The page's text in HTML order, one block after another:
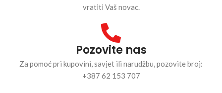
vratiti Vaš novac.
Pozovite nas
Za pomoć pri kupovini, savjet ili narudžbu, pozovite broj:
+387 62 153 707